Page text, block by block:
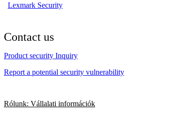
Lexmark Security
Contact us
Product security Inquiry
Report a potential security vulnerability
Rólunk: Vállalati információk